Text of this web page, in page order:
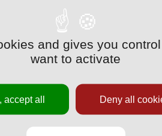
and gives you
want to activate
accept all Deny all